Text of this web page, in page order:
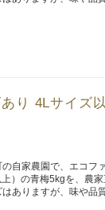
り 4Lサイズ
自家農園で、エコフ
）の青梅5kgを、農
ありますが、味や品